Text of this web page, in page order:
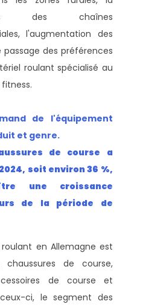
vis des chaînes
l'augmentation des
des préférences
roulant spécialisé au
de l'équipement
et genre.
de course a
soit environ 36 %,
une croissance
de la période de
en Allemagne est
de course,
de course et
ci, le segment des